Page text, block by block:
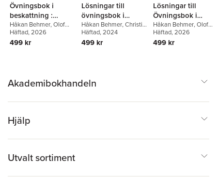
Övningsbok i
beskattning :
Beskattningen 2026
Håkan Behmer,Olof
Jakobsson
Häftad, 2026
499 kr
Lösningar till
övningsbok i
beskattning :
beskattningen 2024
Håkan Behmer,Christina
Gyland,Olof Jakobsson
Häftad, 2024
499 kr
Lösningar till
Övningsbok i
beskattning :
Beskattningen
Håkan Behmer,Olof
Jakobsson
Häftad, 2026
499 kr
Akademibokhandeln
Hjälp
Utvalt sortiment